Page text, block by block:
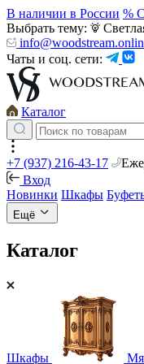
В наличии в России %
Выбрать тему:
Чаты и соц. сети:
Каталог
+7 (937) 216-43-17
Вход
Новинки Шкафы
Ещё
Каталог
Шкафы